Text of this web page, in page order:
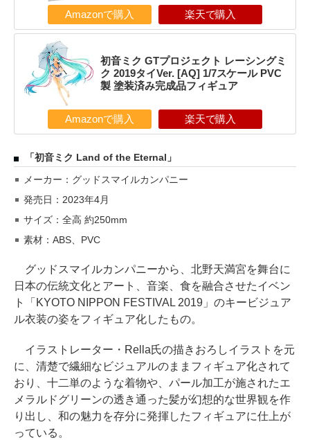
Amazonで購入 楽天で購入
初音ミク GTプロジェクト レーシングミ
ク 2019タイVer. [AQ] 1/7スケール PVC
製 塗装済み完成品フィギュア
Amazonで購入 楽天で購入
「初音ミク Land of the Eternal」
メーカー：グッドスマイルカンパニー
発売日：2023年4月
サイズ：全高 約250mm
素材：ABS、PVC
グッドスマイルカンパニーから、北野天満宮を舞台に
日本の伝統文化とアート、音楽、食を融合させたイベン
ト「KYOTO NIPPON FESTIVAL 2019」のキービジュア
ル衣装の姿をフィギュア化したもの。
イラストレーター・Rella氏の描きおろしイラストを元
に、清楚で繊細なビジュアルのままフィギュア化されて
おり、十二単のような着物や、パール加工が施されたエ
メラルドグリーンの透き通った髪が幻想的な世界観を作
り出し、和の魅力を存分に発揮したフィギュアに仕上が
っている。